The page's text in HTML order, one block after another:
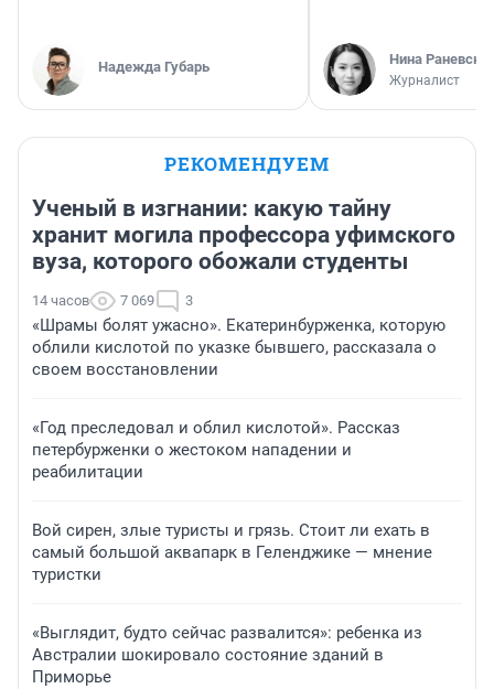
Надежда Губарь Нина
Журналист
РЕКОМЕНДУЕМ
Ученый в изгнании: какую тайну
хранит могила профессора уфимского
вуза, которого обожали студенты
14 часов 7 069 3
«Шрамы болят ужасно». Екатеринбурженка, которую
облили кислотой по указке бывшего, рассказала о
своем восстановлении
«Год преследовал и облил кислотой». Рассказ
петербурженки о жестоком нападении и
реабилитации
Вой сирен, злые туристы и грязь. Стоит ли ехать в
самый большой аквапарк в Геленджике — мнение
туристки
«Выглядит, будто сейчас развалится»: ребенка из
Австралии шокировало состояние зданий в
Приморье